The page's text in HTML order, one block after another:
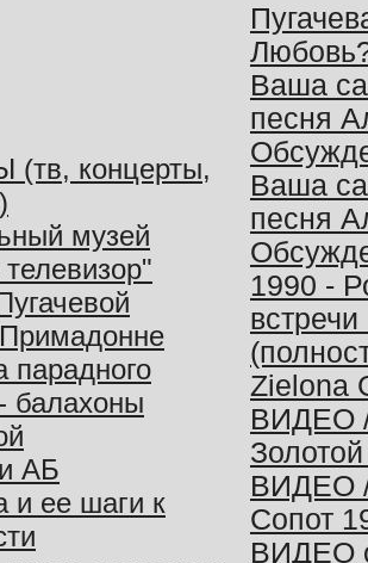
концерты,
музей
парадного
балахоны
АБ
и ее шаги к
Ваша
песня
Ваша
песня
1990 -
Zielona
ВИДЕО
ВИДЕО
Сопот
ВИДЕО